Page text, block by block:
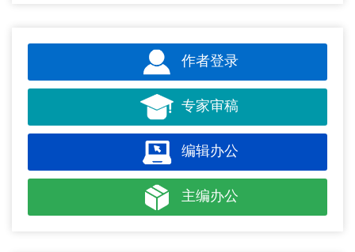
作者登录
专家审稿
编辑办公
主编办公